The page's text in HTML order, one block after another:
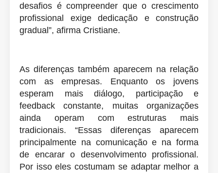
desafios é compreender que o crescimento
profissional exige dedicação e construção
gradual”, afirma Cristiane.
As diferenças também aparecem na relação
com as empresas. Enquanto os jovens
esperam mais diálogo, participação e
feedback constante, muitas organizações
ainda operam com estruturas mais
tradicionais. “Essas diferenças aparecem
principalmente na comunicação e na forma
de encarar o desenvolvimento profissional.
Por isso eles costumam se adaptar melhor a